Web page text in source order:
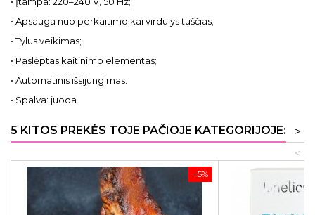
• Apsauga nuo perkaitimo kai virdulys tuščias;
• Tylus veikimas;
• Paslėptas kaitinimo elementas;
• Automatinis išsijungimas.
• Spalva: juoda.
5 KITOS PREKĖS TOJE PAČIOJE KATEGORIJOJE:
>
<
−5%